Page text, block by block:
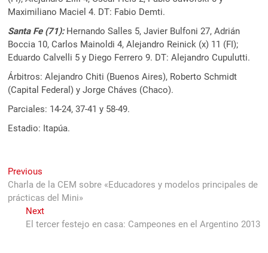
Maximiliano Maciel 4. DT: Fabio Demti.
Santa Fe (71):Hernando Salles 5, Javier Bulfoni 27, Adrián
Boccia 10, Carlos Mainoldi 4, Alejandro Reinick (x) 11 (FI);
Eduardo Calvelli 5 y Diego Ferrero 9. DT: Alejandro Cupulutti.
Árbitros: Alejandro Chiti (Buenos Aires), Roberto Schmidt
(Capital Federal) y Jorge Cháves (Chaco).
Parciales: 14-24, 37-41 y 58-49.
Estadio: Itapúa.
Navegación
de
entradas
Previous
post:
Charla de la CEM sobre «Educadores y modelos principales de
prácticas del Mini»
NextNext
post:
El tercer festejo en casa: Campeones en el Argentino 2013